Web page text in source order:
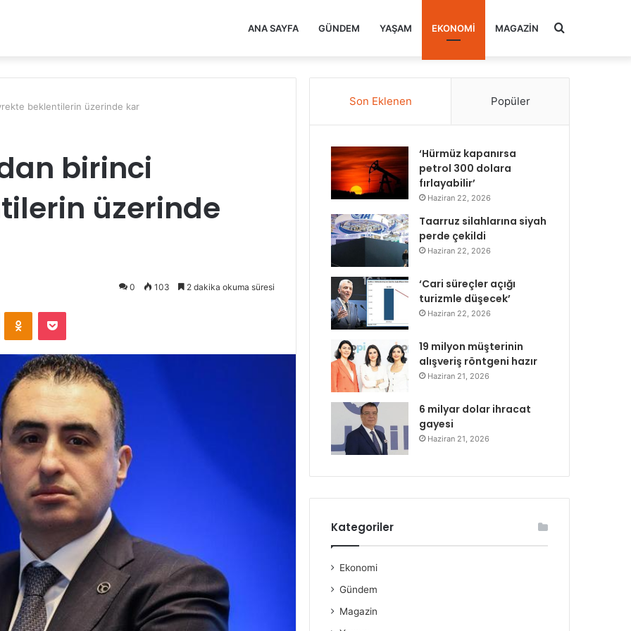
ANA SAYFA GÜNDEM YAŞAM EKONOMI MAGAZIN Arama
beklentilerin üzerinde kar
birinci
üzerinde
0 103 2 dakika okuma süresi
Odnoklassniki
Pocket
Son Eklenen Popüler
‘Hürmüz kapanırsa
petrol 300 dolara
fırlayabilir’
Haziran 22, 2026
Taarruz silahlarına siyah
perde çekildi
Haziran 22, 2026
‘Cari süreçler açığı
turizmle düşecek’
Haziran 22, 2026
19 milyon müşterinin
alışveriş röntgeni hazır
Haziran 21, 2026
6 milyar dolar ihracat
gayesi
Haziran 21, 2026
Kategoriler
Ekonomi
Gündem
Magazin